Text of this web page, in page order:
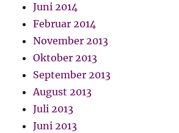
Juni 2014
Februar 2014
November 2013
Oktober 2013
September 2013
August 2013
Juli 2013
Juni 2013